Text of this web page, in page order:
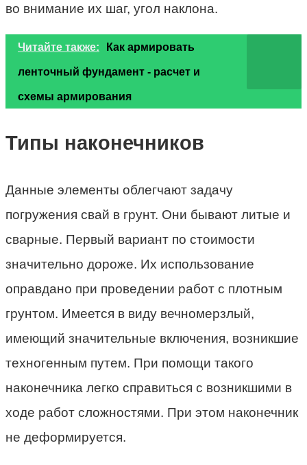
во внимание их шаг, угол наклона.
Читайте также: Как армировать
ленточный фундамент - расчет и
схемы армирования
Типы наконечников
Данные элементы облегчают задачу
погружения свай в грунт. Они бывают литые и
сварные. Первый вариант по стоимости
значительно дороже. Их использование
оправдано при проведении работ с плотным
грунтом. Имеется в виду вечномерзлый,
имеющий значительные включения, возникшие
техногенным путем. При помощи такого
наконечника легко справиться с возникшими в
ходе работ сложностями. При этом наконечник
не деформируется.